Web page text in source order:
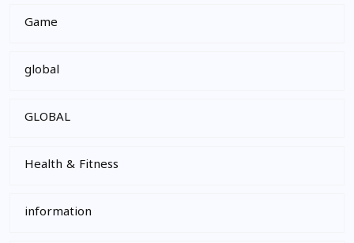
Game
global
GLOBAL
Health & Fitness
information